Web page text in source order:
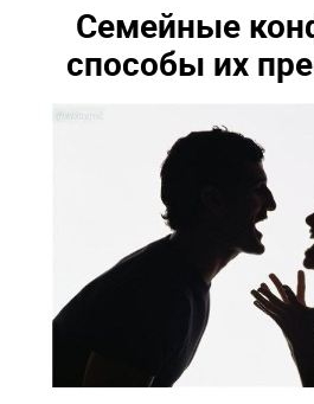
Семейные
способы их